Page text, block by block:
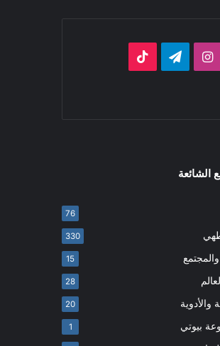
انستقرامتيلقرام
الشائعة
76
330
والمجتمع 15
28
والأدوية 20
بيوتي 1